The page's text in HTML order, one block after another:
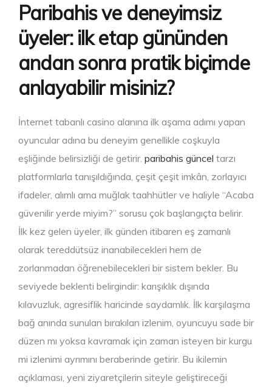
Paribahis ve deneyimsiz
üyeler: ilk etap gününden
andan sonra pratik biçimde
anlayabilir misiniz?
İnternet tabanlı casino alanına ilk aşama adımı yapan
oyuncular adına bu deneyim genellikle coşkuyla
eşliğinde belirsizliği de getirir. paribahis güncel tarzı
platformlarla tanışıldığında, çeşit çeşit imkân, zorlayıcı
ifadeler, alımlı ama muğlak taahhütler ve haliyle “Acaba
güvenilir yerde miyim?” sorusu çok başlangıçta belirir.
İlk kez gelen üyeler, ilk günden itibaren eş zamanlı
olarak tereddütsüz inanabilecekleri hem de
zorlanmadan öğrenebilecekleri bir sistem bekler. Bu
seviyede beklenti belirgindir: karışıklık dışında
kılavuzluk, agresiflik haricinde saydamlık. İlk karşılaşma
bağ anında sunulan bırakılan izlenim, oyuncuyu sade bir
düzen mı yoksa kavramak için zaman isteyen bir kurgu
mi izlenimi ayrımını beraberinde getirir. Bu ikilemin
açıklaması, yeni ziyaretçilerin siteyle geliştireceği